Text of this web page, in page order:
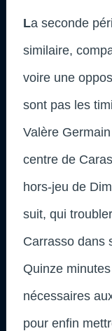
La seconde
similaire,
voire une
sont pas les
Valère
centre de
hors-jeu de
suit, qui
Carrasso dans
Quinze
nécessaires
pour enfin